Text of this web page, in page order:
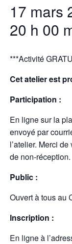
17 mars
20 h 00
***Activité
Cet atelier est
Participation :
En ligne sur la
envoyé par
l’atelier. Merci
de non-réception.
Public :
Ouvert à tous au
Inscription :
En ligne à